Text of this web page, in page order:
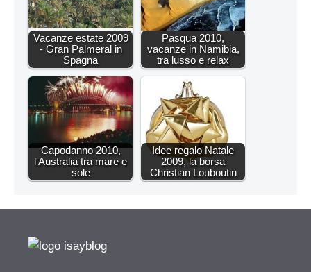
Vacanze estate 2009
- Gran Palmeral in
Spagna
Pasqua 2010,
vacanze in Namibia,
tra lusso e relax
Capodanno 2010,
l'Australia tra mare e
sole
Idee regalo Natale
2009, la borsa
Christian Louboutin